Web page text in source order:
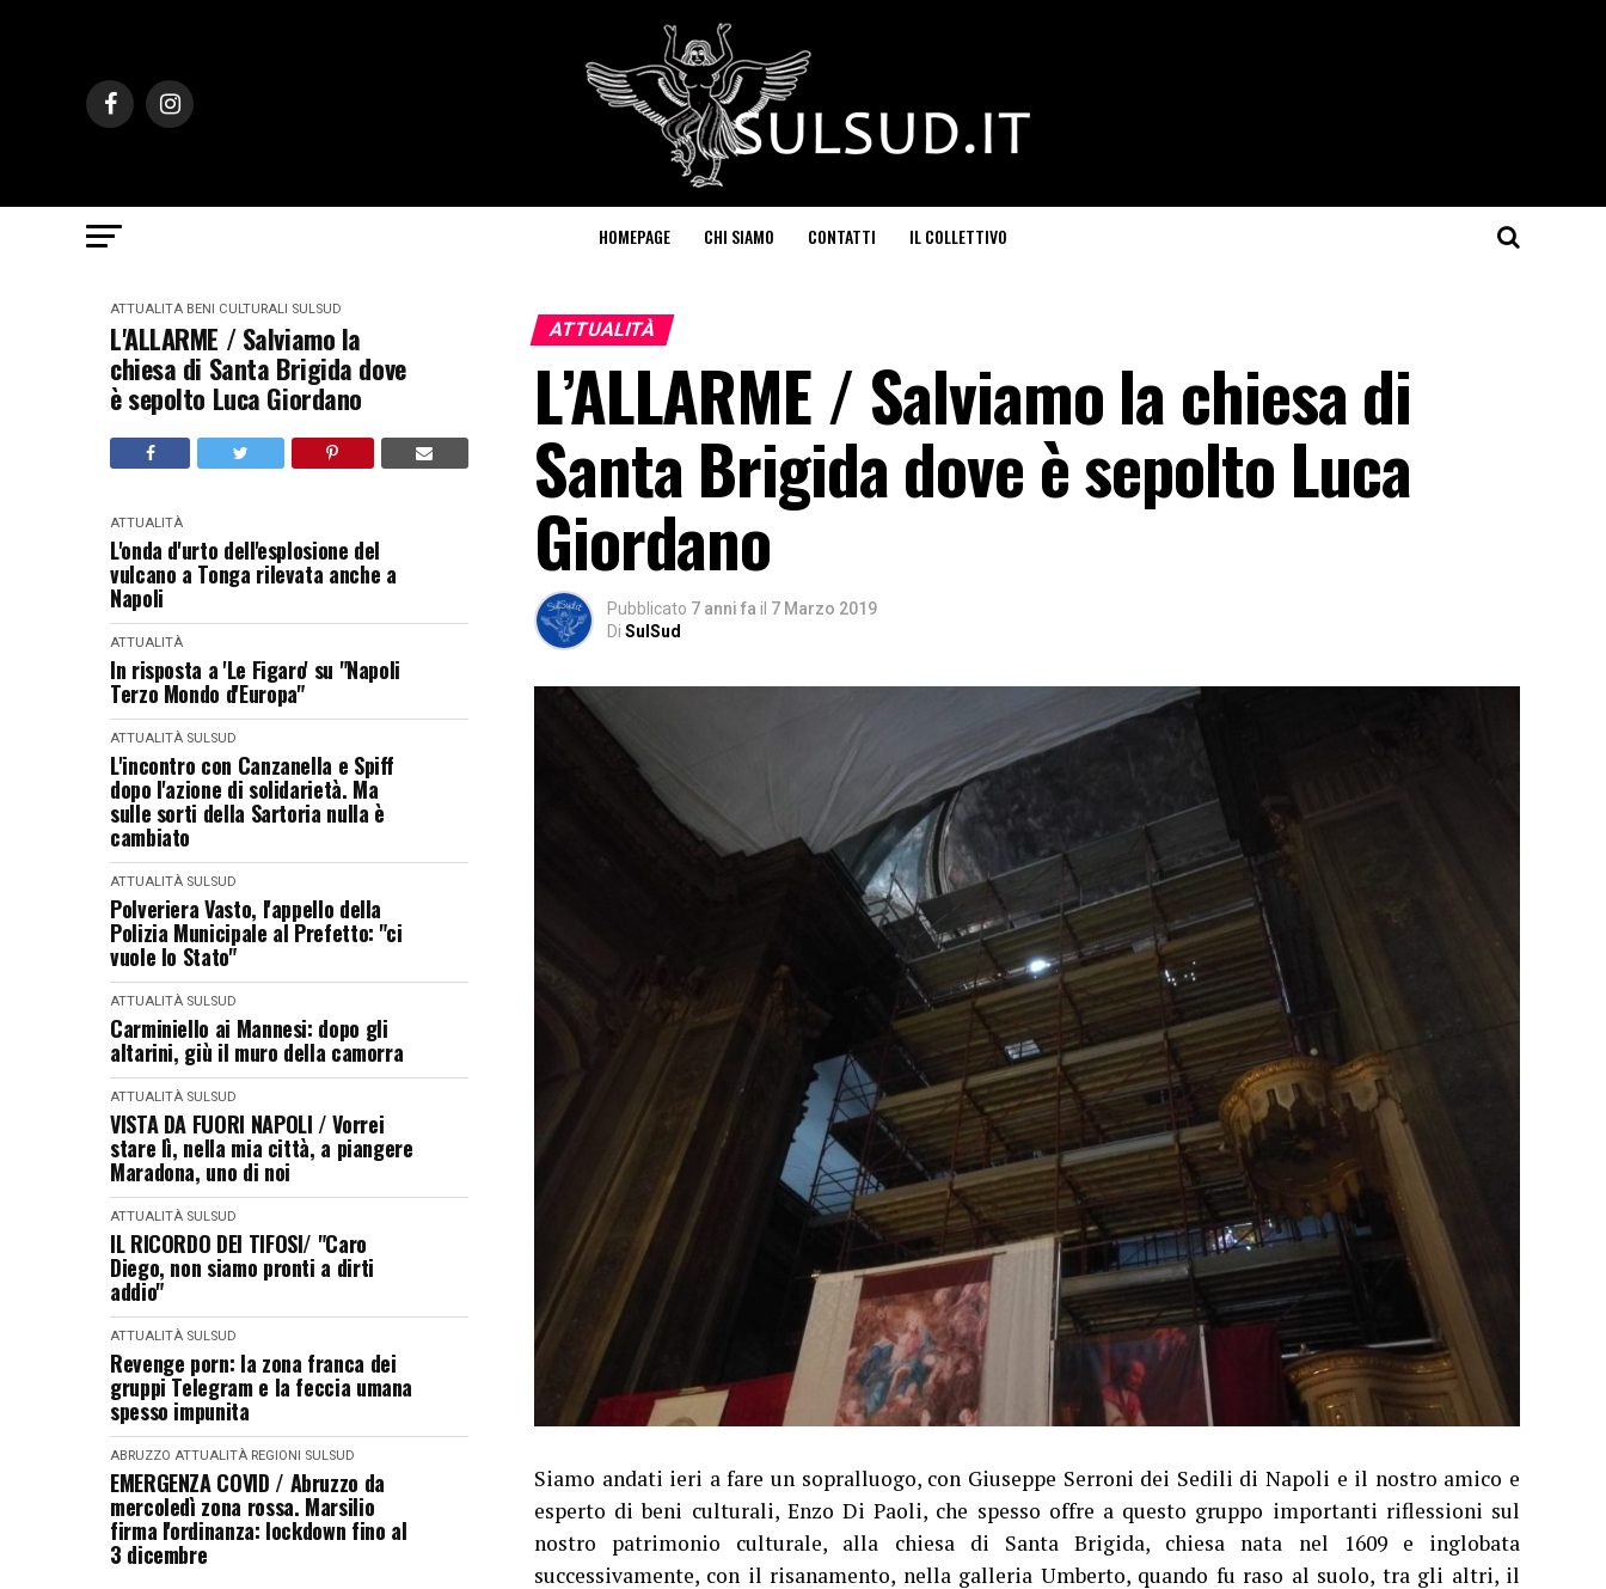
HOMEPAGE CHI SIAMO CONTATTI IL COLLETTIVO
ATTUALITÀ BENI CULTURALI SULSUD
L'ALLARME / Salviamo la
chiesa di Santa Brigida dove
è sepolto Luca Giordano
ATTUALITÀ
L'onda d'urto dell'esplosione del
vulcano a Tonga rilevata anche a
Napoli
ATTUALITÀ
In risposta a 'Le Figaro' su "Napoli
Terzo Mondo d'Europa"
ATTUALITÀ SULSUD
L'incontro con Canzanella e Spiff
dopo l'azione di solidarietà. Ma
sulle sorti della Sartoria nulla è
cambiato
ATTUALITÀ SULSUD
Polveriera Vasto, l'appello della
Polizia Municipale al Prefetto: "ci
vuole lo Stato"
ATTUALITÀ SULSUD
Carminiello ai Mannesi: dopo gli
altarini, giù il muro della camorra
ATTUALITÀ SULSUD
VISTA DA FUORI NAPOLI / Vorrei
stare lì, nella mia città, a piangere
Maradona, uno di noi
ATTUALITÀ SULSUD
IL RICORDO DEI TIFOSI/ "Caro
Diego, non siamo pronti a dirti
addio"
ATTUALITÀ SULSUD
Revenge porn: la zona franca dei
gruppi Telegram e la feccia umana
spesso impunita
ABRUZZO ATTUALITÀ REGIONI SULSUD
EMERGENZA COVID / Abruzzo da
mercoledì zona rossa. Marsilio
firma l'ordinanza: lockdown fino al
3 dicembre
ATTUALITÀ
L’ALLARME / Salviamo la chiesa di
Santa Brigida dove è sepolto Luca
Giordano
Pubblicato 7 anni fa il 7 Marzo 2019
Di SulSud
Siamo andati ieri a fare un sopralluogo, con Giuseppe Serroni dei Sedili di Napoli e il nostro amico e
esperto di beni culturali, Enzo Di Paoli, che spesso offre a questo gruppo importanti riflessioni sul
nostro patrimonio culturale, alla chiesa di Santa Brigida, chiesa nata nel 1609 e inglobata
successivamente, con il risanamento, nella galleria Umberto, quando fu raso al suolo, tra gli altri, il